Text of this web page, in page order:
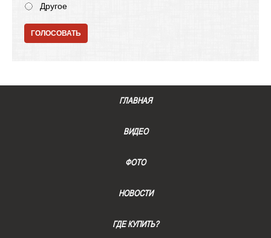
Другое
ГОЛОСОВАТЬ
ГЛАВНАЯ
ВИДЕО
ФОТО
НОВОСТИ
ГДЕ КУПИТЬ?